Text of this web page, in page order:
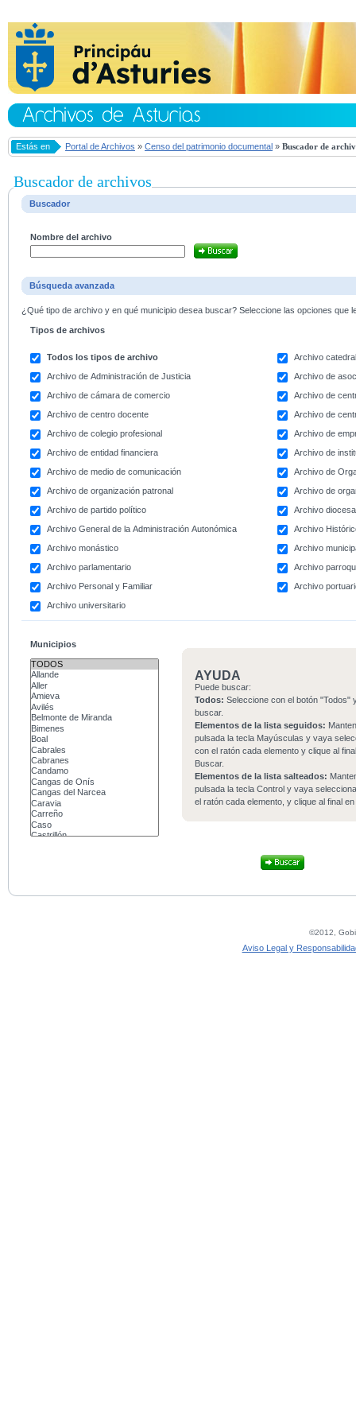
Estás en Portal de Archivos » Censo del patrimonio documental » Buscador de
Buscador de archivos
Buscador
Nombre del archivo
Búsqueda avanzada
¿Qué tipo de archivo y en qué municipio desea buscar? Seleccione las opciones que
Tipos de archivos
Todos los tipos de archivo
Archivo
Archivo de Administración de Justicia
Archivo de
Archivo de cámara de comercio
Archivo de
Archivo de centro docente
Archivo de
Archivo de colegio profesional
Archivo de
Archivo de entidad financiera
Archivo de
Archivo de medio de comunicación
Archivo de
Archivo de organización patronal
Archivo de
Archivo de partido político
Archivo
Archivo General de la Administración Autonómica
Archivo
Archivo monástico
Archivo
Archivo parlamentario
Archivo
Archivo Personal y Familiar
Archivo
Archivo universitario
Municipios
AYUDA
Puede buscar:
Todos: Seleccione con el botón "Todos"
buscar.
Elementos de la lista seguidos:
pulsada la tecla Mayúsculas y vaya
con el ratón cada elemento y clique al
Buscar.
Elementos de la lista salteados:
pulsada la tecla Control y vaya
el ratón cada elemento, y clique al final
©2012,
Aviso Legal y